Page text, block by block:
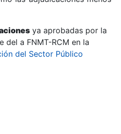
ya aprobadas por la
a FNMT-RCM en la
del Sector Público